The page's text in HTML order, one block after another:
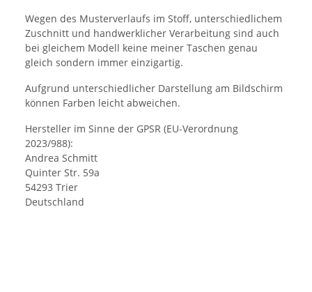
Wegen des Musterverlaufs im Stoff, unterschiedlichem
Zuschnitt und handwerklicher Verarbeitung sind auch
bei gleichem Modell keine meiner Taschen genau
gleich sondern immer einzigartig.
Aufgrund unterschiedlicher Darstellung am Bildschirm
können Farben leicht abweichen.
Hersteller im Sinne der GPSR (EU-Verordnung
2023/988):
Andrea Schmitt
Quinter Str. 59a
54293 Trier
Deutschland